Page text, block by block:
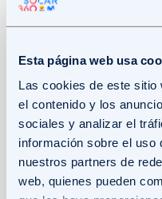
Esta página web usa
Las cookies de este sitio
el contenido y los
sociales y analizar el
información sobre el uso
nuestros partners de
web, quienes pueden
avanzar hacia un
Según un informe
de Energías
solar fotovoltaica
la demanda
El potencial de la